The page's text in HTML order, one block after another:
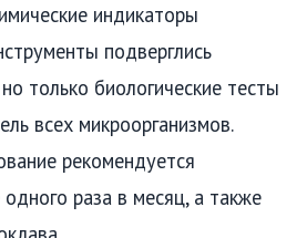
индикаторы
подверглись
только биологические тесты
всех микроорганизмов.
рекомендуется
раза в месяц, а также